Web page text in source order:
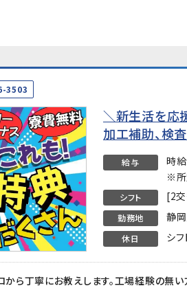
3503
＼新生活を応
加工補助、検
給与
時
※所
シフト [2
勤務地 静
休日 シ
ら丁寧にお教えします。工場経験の無い